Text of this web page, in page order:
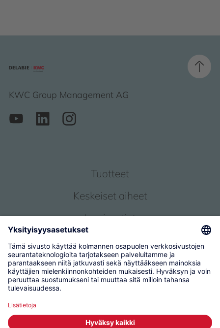
KWC Group Management AG
Tuotteet
Keskeiset aiheet
Inspiraatiot
Tietoja meistä
© 2026 KWC Group Management AG